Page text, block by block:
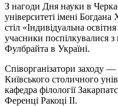
З нагоди Дня науки в
університеті імені
стіл «Індивідуальна
учасники поспілкувалися
Фулбрайта в Україні.
Співорганізатори заходу —
Київського столичного
кафедра філології
Ференці Ракоці ІІ.